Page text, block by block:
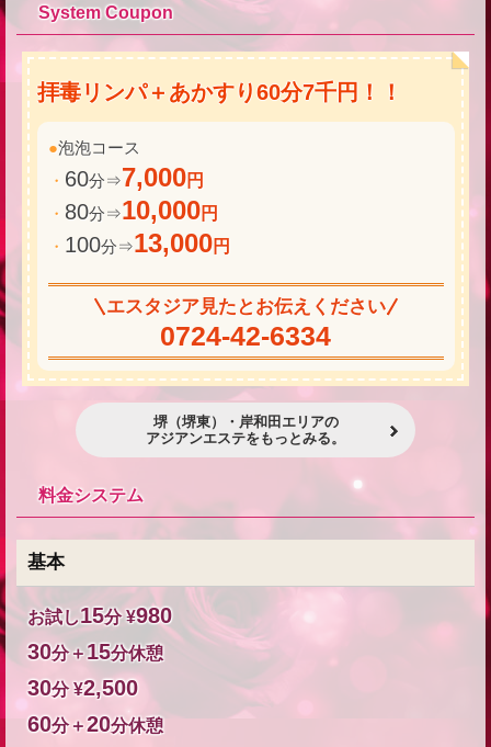
System Coupon
拝毒リンパ＋あかすり60分7千円！！
●泡泡コース
・ 60分⇒7,000円
・ 80分⇒10,000円
・ 100分⇒13,000円
エスタジア見たとお伝えください
0724-42-6334
堺（堺東）・岸和田エリアの
アジアンエステをもっとみる。
料金システム
基本
お試し15分 ¥980
30分＋15分休憩
30分 ¥2,500
60分＋20分休憩